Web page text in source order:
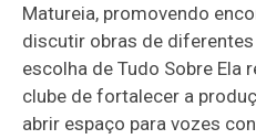
Matureia, promovendo
discutir obras de
escolha de Tudo Sobre Ela
clube de fortalecer a
abrir espaço para vozes